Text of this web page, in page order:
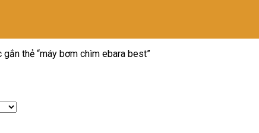
thẻ “máy bơm chìm ebara best”